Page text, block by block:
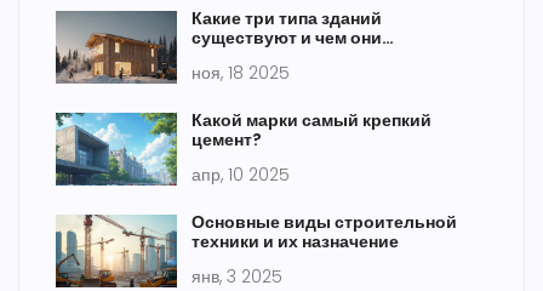
Какие три типа зданий
существуют и чем они
ноя, 18 2025
Какой марки самый крепкий
цемент?
апр, 10 2025
Основные виды строительной
техники и их назначение
янв, 3 2025